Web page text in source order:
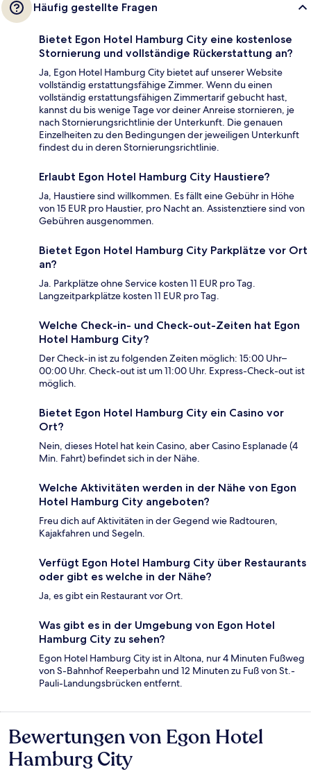
Häufig gestellte Fragen
Bietet Egon Hotel Hamburg City eine kostenlose
Stornierung und vollständige Rückerstattung an?
Ja, Egon Hotel Hamburg City bietet auf unserer Website
vollständig erstattungsfähige Zimmer. Wenn du einen
vollständig erstattungsfähigen Zimmertarif gebucht hast,
kannst du bis wenige Tage vor deiner Anreise stornieren, je
nach Stornierungsrichtlinie der Unterkunft. Die genauen
Einzelheiten zu den Bedingungen der jeweiligen Unterkunft
findest du in deren Stornierungsrichtlinie.
Erlaubt Egon Hotel Hamburg City Haustiere?
Ja, Haustiere sind willkommen. Es fällt eine Gebühr in Höhe
von 15 EUR pro Haustier, pro Nacht an. Assistenztiere sind von
Gebühren ausgenommen.
Bietet Egon Hotel Hamburg City Parkplätze vor Ort
an?
Ja. Parkplätze ohne Service kosten 11 EUR pro Tag.
Langzeitparkplätze kosten 11 EUR pro Tag.
Welche Check-in- und Check-out-Zeiten hat Egon
Hotel Hamburg City?
Der Check-in ist zu folgenden Zeiten möglich: 15:00 Uhr–
00:00 Uhr. Check-out ist um 11:00 Uhr. Express-Check-out ist
möglich.
Bietet Egon Hotel Hamburg City ein Casino vor
Ort?
Nein, dieses Hotel hat kein Casino, aber Casino Esplanade (4
Min. Fahrt) befindet sich in der Nähe.
Welche Aktivitäten werden in der Nähe von Egon
Hotel Hamburg City angeboten?
Freu dich auf Aktivitäten in der Gegend wie Radtouren,
Kajakfahren und Segeln.
Verfügt Egon Hotel Hamburg City über Restaurants
oder gibt es welche in der Nähe?
Ja, es gibt ein Restaurant vor Ort.
Was gibt es in der Umgebung von Egon Hotel
Hamburg City zu sehen?
Egon Hotel Hamburg City ist in Altona, nur 4 Minuten Fußweg
von S-Bahnhof Reeperbahn und 12 Minuten zu Fuß von St.-
Pauli-Landungsbrücken entfernt.
Bewertungen
Bewertungen von Egon Hotel
Hamburg City